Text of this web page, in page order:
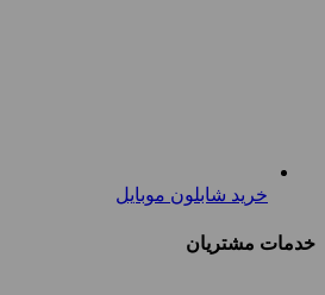
خرید شابلون موبایل
خدمات مشتریان